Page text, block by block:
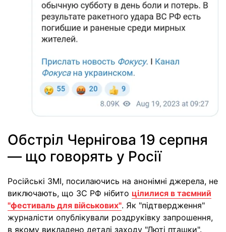
Обстріл Чернігова 19 серпня
— що говорять у Росії
Російські ЗМІ, посилаючись на анонімні джерела, не
виключають, що ЗС РФ нібито цілилися в таємний
"фестиваль для військових". Як "підтвердження"
журналісти опублікували роздруківку запрошення,
в якому викладено деталі заходу "Люті пташки".